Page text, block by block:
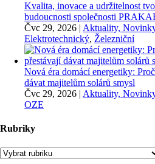
Kvalita, inovace a udržitelnost
budoucnosti společnosti
Čvc 29, 2026 | Aktuality,
Elektrotechnický, Železniční
Nová éra domácí energetiky:
dávat majitelům solárů smysl
Čvc 29, 2026 | Aktuality,
OZE
Rubriky
Rubriky